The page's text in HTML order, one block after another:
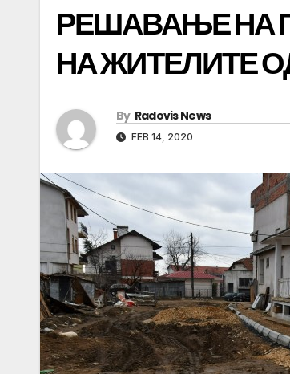
РЕШАВАЊЕ НА
НА ЖИТЕЛИТЕ
By Radovis News
FEB 14, 2020